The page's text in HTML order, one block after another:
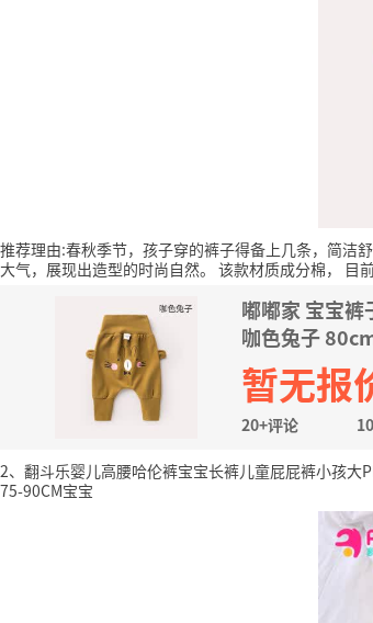
推荐理由:春秋季节，孩子穿的裤子得备上几条，简洁
大气，展现出造型的时尚自然。 该款材质成分棉， 目
嘟嘟家 宝宝
咖色兔子
暂无报
20+评论
2、翻斗乐婴儿高腰哈伦裤宝宝长裤儿童屁屁裤小孩大
75-90CM宝宝